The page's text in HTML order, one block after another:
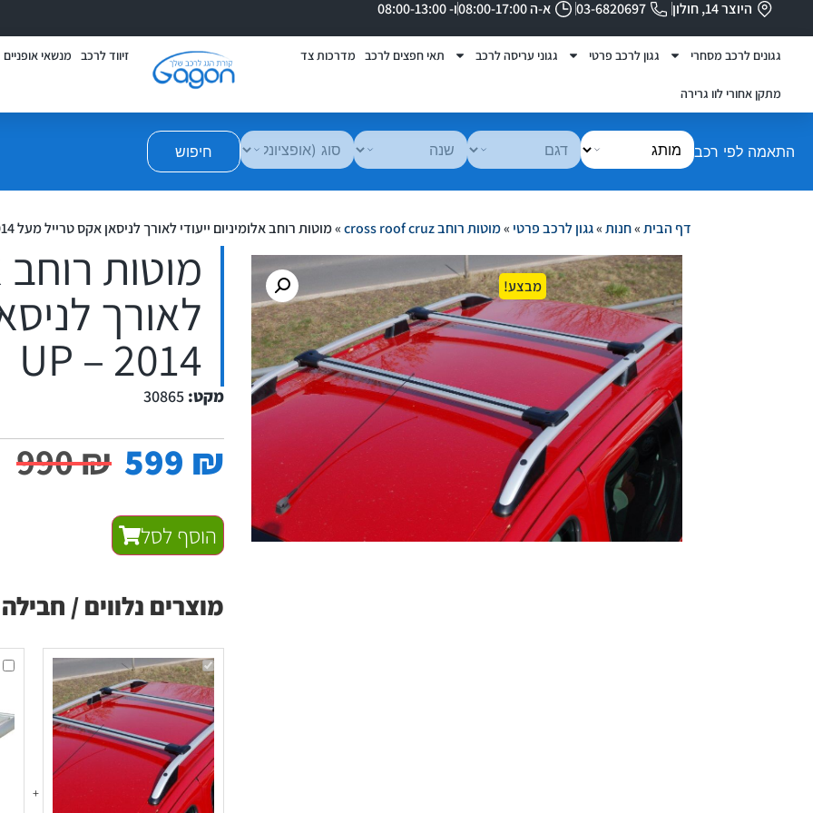
היוצר 14, חולון 03-6820697 א-ה 08:00-17:00 ו- 08:00-13:00
גגונים לרכב מסחרי גגון לרכב פרטי גגוני עריסה לרכב תאי חפצים לרכב מדרכות צד
מתקן אחורי לוו גרירה
זיווד לרכב מנשאי אופניים
התאמה לפי רכב חיפוש
דף הבית»חנות»גגון לרכב פרטי »מוטות רוחב cross roof cruz »מוטות רוחב אלומיניום ייעודי לאורך לניסאן אקס טרייל מעל 2014 – UP
מבצע! מוטות רוחב
לאורך
2014 – UP
מקט: 30865
990₪ 599 ₪
הוסף לסל
מוצרים נלווים /
מוטות
רוחב
אלומיניום
ייעודי
לאורך
לניסאן
אקס
טרייל
מעל
2014
-
UP
גגון